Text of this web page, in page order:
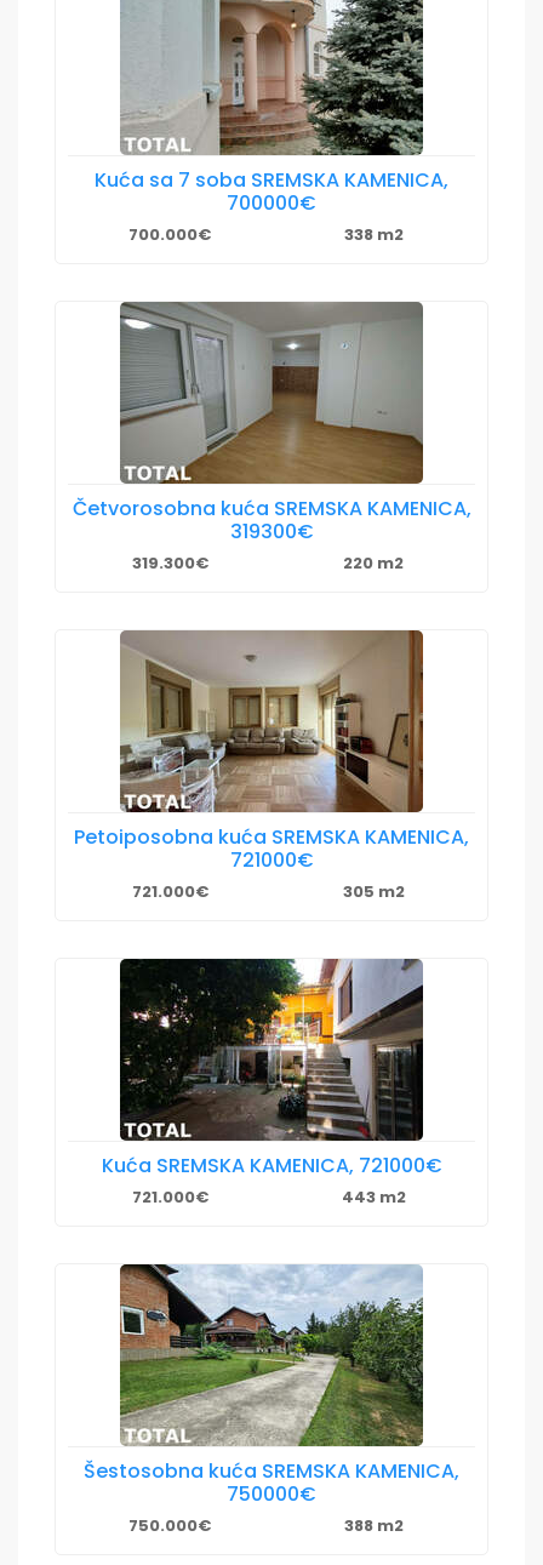
Kuća sa 7 soba SREMSKA KAMENICA,
700000€
700.000€ 338 m2
Četvorosobna kuća SREMSKA KAMENICA,
319300€
319.300€ 220 m2
Petoiposobna kuća SREMSKA KAMENICA,
721000€
721.000€ 305 m2
Kuća SREMSKA KAMENICA, 721000€
721.000€ 443 m2
Šestosobna kuća SREMSKA KAMENICA,
750000€
750.000€ 388 m2